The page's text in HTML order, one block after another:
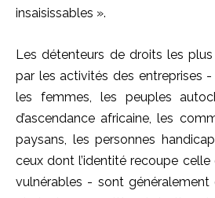
insaisissables ».
Les détenteurs de droits les
par les activités des entreprises
les femmes, les peuples
d’ascendance africaine, les
paysans, les personnes
ceux dont l’identité recoupe
vulnérables - sont généralement